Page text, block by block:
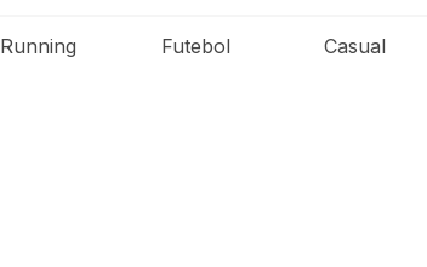
Running Futebol Casual